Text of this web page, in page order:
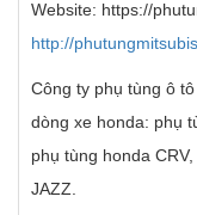
Website: https://
http://
Công ty phụ tùng ô
dòng xe honda: phụ
phụ tùng honda
JAZZ.